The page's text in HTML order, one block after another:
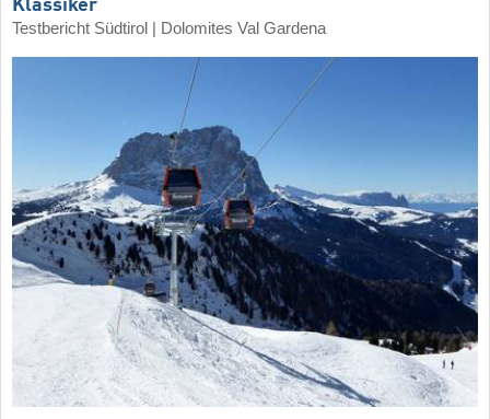
Klassiker
Testbericht Südtirol | Dolomites Val Gardena